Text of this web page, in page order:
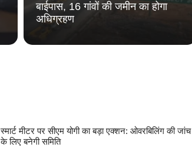
बाईपास, 16 गांवों की जमीन का होगा
अधिग्रहण
स्मार्ट मीटर पर सीएम योगी का बड़ा एक्शन: ओवरबिलिंग की जांच
के लिए बनेगी समिति